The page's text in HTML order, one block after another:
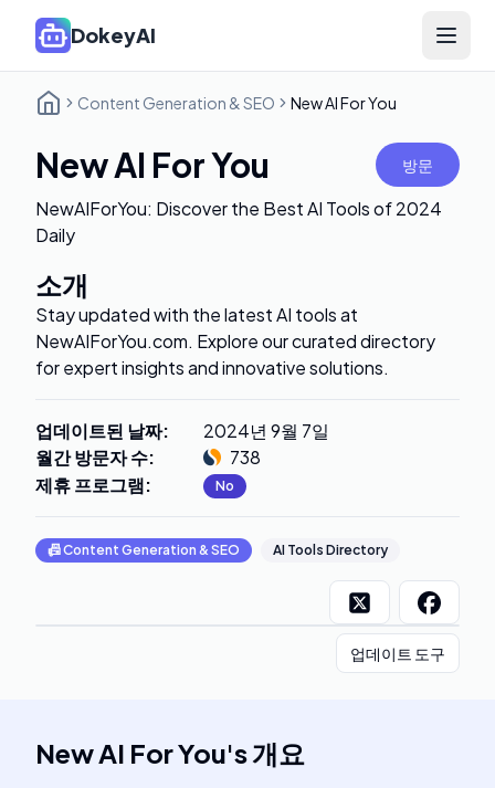
DokeyAI Open
Content Generation & SEO New AI For You
New AI For You 방문
NewAIForYou: Discover the Best AI Tools of 2024
Daily
소개
Stay updated with the latest AI tools at
NewAIForYou.com. Explore our curated directory
for expert insights and innovative solutions.
업데이트된 날짜:
2024년 9월 7일
월간 방문자 수:
738
제휴 프로그램: No
📠Content Generation & SEO AI Tools Directory
업데이트 도구
New AI For You's개요